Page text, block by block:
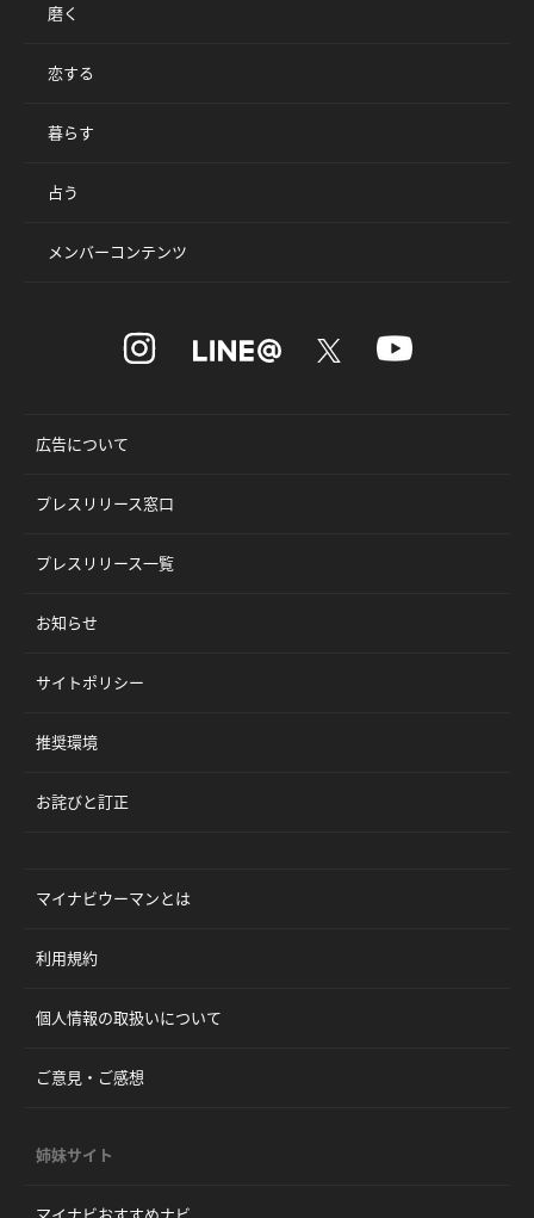
磨く
恋する
暮らす
占う
メンバーコンテンツ
広告について
プレスリリース窓口
プレスリリース一覧
お知らせ
サイトポリシー
推奨環境
お詫びと訂正
マイナビウーマンとは
利用規約
個人情報の取扱いについて
ご意見・ご感想
姉妹サイト